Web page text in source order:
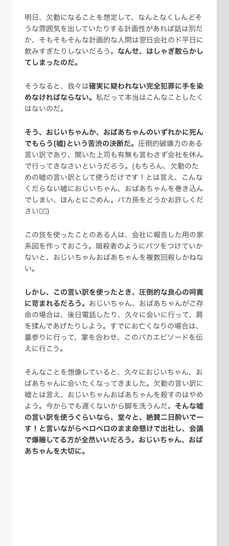
明日、欠勤になることを想定して、なんとなくしんどそ
うな雰囲気を出していたりする計画性があれば話は別だ
か、そもそもそんな計画的な人間は翌日会社のド平日に
飲みすぎたりしないだろう。 なんせ、はしゃぎ散らかし
てしまったのだ。
そうなると、我々は確実に疑われない完全犯罪に手を染
めなければならない。 私だって本当はこんなことしたく
はないのだ。
そう、おじいちゃんか、おばあちゃんのいずれかに死ん
でもらう(嘘)という苦渋の決断だ。 圧倒的破壊力のある
言い訳であり、聞いた上司も有無も言わさず会社を休ん
で行ってきなさいというだろう。(もちろん、欠勤のた
めの嘘の言い訳として使うだけです！とは言え、こんな
くだらない嘘におじいちゃん、おばあちゃんを巻き込ん
でしまい、ほんとにごめん。バカ孫をどうかお許しくだ
さい🙇‍♂️)
この技を使ったことのある人は、会社に報告した用の家
系図を作っておこう。暗殺者のようにバツをつけていか
ないと、おじいちゃんおばあちゃんを複数回殺しかねな
い。
しかし、この言い訳を使ったとき、圧倒的な良心の呵責
に苛まれるだろう。 おじいちゃん、おばあちゃんがご存
命の場合は、後日電話したり、久々に会いに行って、肩
を揉んであげたりしよう。すでにお亡くなりの場合は、
墓参りに行って、掌を合わせ、このバカエピソードを伝
えに行こう。
そんなことを想像していると、久々におじいちゃん、お
ばあちゃんに会いたくなってきました。欠勤の言い訳に
嘘とは言え、おじいちゃんおばあちゃんを殺すのはやめ
よう。今からでも遅くないから脚を洗うんだ。 そんな嘘
の言い訳を使うぐらいなら、堂々と、絶賛二日酔いでー
す！と言いながらベロベロのまま命懸けで出社し、会議
で爆睡してる方が全然いいだろう。おじいちゃん、おば
あちゃんを大切に。